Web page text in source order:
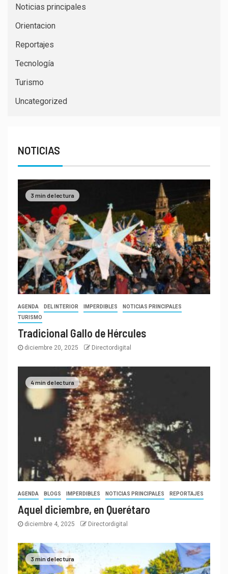
Noticias principales
Orientacion
Reportajes
Tecnología
Turismo
Uncategorized
NOTICIAS
3 min de lectura
AGENDA DEL INTERIOR IMPERDIBLES
NOTICIAS PRINCIPALES
TURISMO
Tradicional Gallo de Hércules
diciembre 20, 2025 Directordigital
4 min de lectura
AGENDA BLOGS IMPERDIBLES NOTICIAS PRINCIPALES REPORTAJES
Aquel diciembre, en Querétaro
diciembre 4, 2025 Directordigital
3 min de lectura